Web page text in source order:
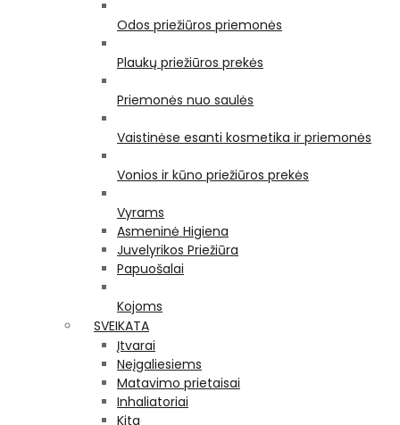
Odos priežiūros priemonės
Plaukų priežiūros prekės
Priemonės nuo saulės
Vaistinėse esanti kosmetika ir priemonės
Vonios ir kūno priežiūros prekės
Vyrams
Asmeninė Higiena
Juvelyrikos Priežiūra
Papuošalai
Kojoms
SVEIKATA
Įtvarai
Neįgaliesiems
Matavimo prietaisai
Inhaliatoriai
Kita